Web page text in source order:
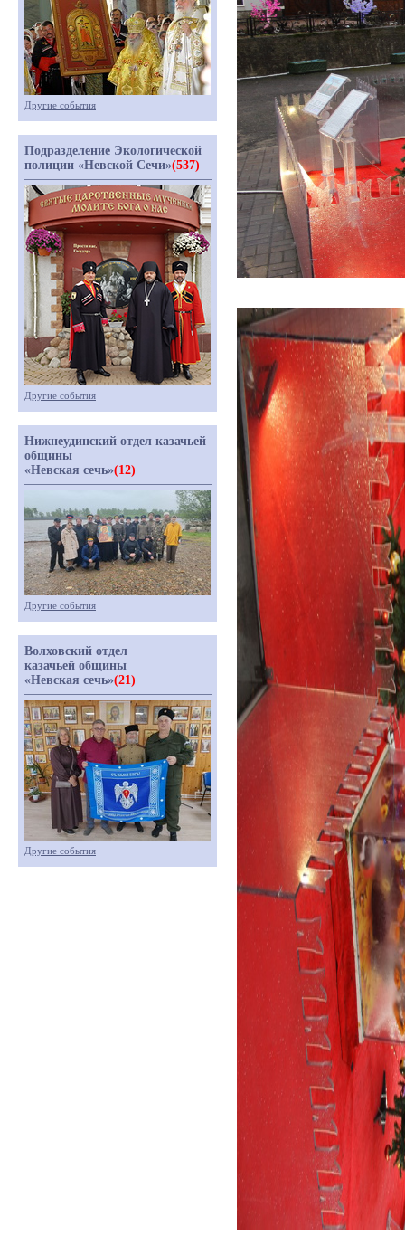
Другие события
Подразделение Экологической
полиции «Невской Сечи»(537)
Другие события
Нижнеудинский отдел казачьей
общины
«Невская сечь»(12)
Другие события
Волховский отдел
казачьей общины
«Невская сечь»(21)
Другие события